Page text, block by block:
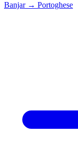
Banjar → Portoghese